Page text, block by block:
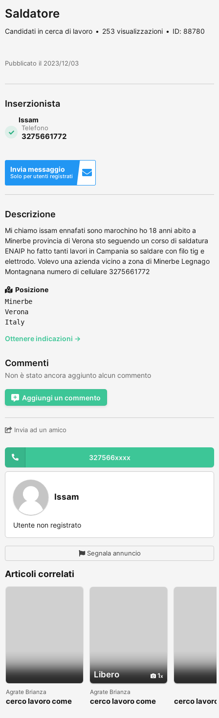
Saldatore
Candidati in cerca di lavoro 253 visualizzazioni ID: 88780
Pubblicato il 2023/12/03
Inserzionista
Issam
Telefono
3275661772
Invia messaggio
Solo per utenti registrati
Descrizione
Mi chiamo issam ennafati sono marochino ho 18 anni abito a
Minerbe provincia di Verona sto seguendo un corso di saldatura
ENAIP ho fatto tanti lavori in Campania so saldare con filo tig e
elettrodo. Volevo una azienda vicino a zona di Minerbe Legnago
Montagnana numero di cellulare 3275661772
Posizione
Minerbe
Verona
Italy
Ottenere indicazioni →
Commenti
Non è stato ancora aggiunto alcun commento
Aggiungi un commento
Invia ad un amico
327566xxxx
Issam
Utente non registrato
Segnala annuncio
Articoli correlati
Agrate Brianza
cerco lavoro come
Libero 1
Agrate Brianza
cerco lavoro come
cerco